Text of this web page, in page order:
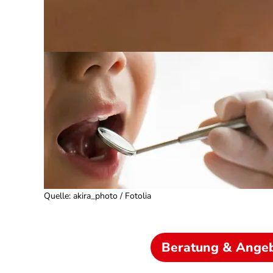
Quelle: akira_photo / Fotolia
Beratung &